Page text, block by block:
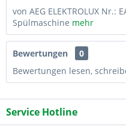
von AEG ELEKTROLUX Nr.:
Spülmaschine mehr
Bewertungen
0
Bewertungen lesen,
Service Hotline